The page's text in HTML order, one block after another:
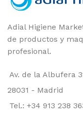
Adial Higiene
de productos y
profesional.
Av. de la Albufera
28031 - Madrid
Tel.: +34 913 238